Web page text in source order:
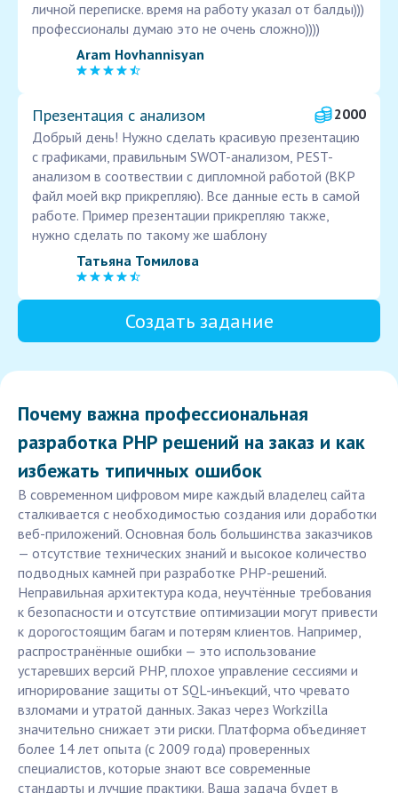
личной переписке. время на работу указал от балды)))
профессионалы думаю это не очень сложно))))
Aram Hovhannisyan
Презентация с анализом
2000
Добрый день! Нужно сделать красивую презентацию
с графиками, правильным SWOT-анализом, PEST-
анализом в соотвествии с дипломной работой (ВКР
файл моей вкр прикрепляю). Все данные есть в самой
работе. Пример презентации прикрепляю также,
нужно сделать по такому же шаблону
Татьяна Томилова
Создать задание
Почему важна профессиональная
разработка PHP решений на заказ и как
избежать типичных ошибок
В современном цифровом мире каждый владелец сайта
сталкивается с необходимостью создания или доработки
веб-приложений. Основная боль большинства заказчиков
— отсутствие технических знаний и высокое количество
подводных камней при разработке PHP-решений.
Неправильная архитектура кода, неучтённые требования
к безопасности и отсутствие оптимизации могут привести
к дорогостоящим багам и потерям клиентов. Например,
распространённые ошибки — это использование
устаревших версий PHP, плохое управление сессиями и
игнорирование защиты от SQL-инъекций, что чревато
взломами и утратой данных. Заказ через Workzilla
значительно снижает эти риски. Платформа объединяет
более 14 лет опыта (с 2009 года) проверенных
специалистов, которые знают все современные
стандарты и лучшие практики. Ваша задача будет в